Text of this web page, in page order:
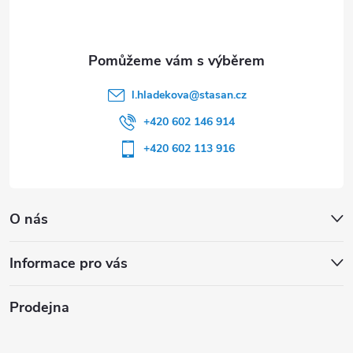
O nás
Informace pro vás
l.hladekova@stasan.cz
+420 602 146 914
+420 602 113 916
Prodejna